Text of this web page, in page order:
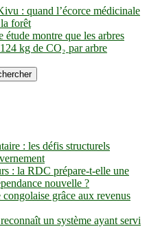
: quand l’écorce médicinale
forêt
montre que les arbres
kg de CO₂ par arbre
: les défis structurels
: la RDC prépare-t-elle une
nouvelle ?
grâce aux revenus
un système ayant servi